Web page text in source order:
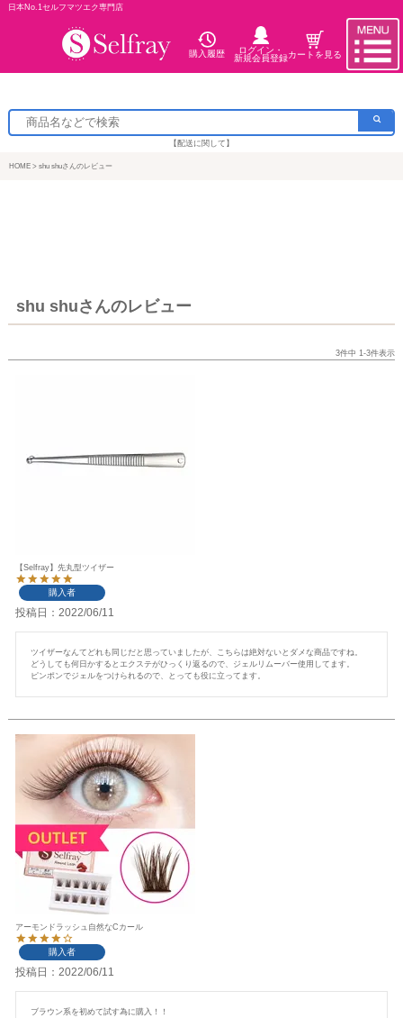
日本No.1セルフマツエク専門店
購入履歴
ログイン・
新規会員登録カートを見る
【配送に関して】
HOME shu shuさんのレビュー
shu shuさんのレビュー
3件中 1-3件表示
【Selfray】先丸型ツイザー
購入者
投稿日 2022/06/11
ツイザーなんてどれも同じだと思っていましたが、こちらは絶対ないとダメな商品ですね。
どうしても何日かするとエクステがひっくり返るので、ジェルリムーバー使用してます。
ピンポンでジェルをつけられるので、とっても役に立ってます。
アーモンドラッシュ自然なCカール
購入者
投稿日 2022/06/11
ブラウン系を初めて試す為に購入！！